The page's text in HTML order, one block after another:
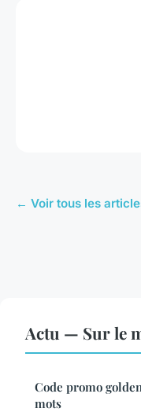
← Voir tous les
Actu — Sur le
Code promo
mots